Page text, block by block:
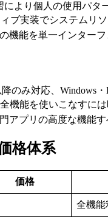
により個人の使用パタ
ブ実装でシステムリ
機能を単一インター
降のみ対応、Windows
機能を使いこなすに
アプリの高度な機能
格体系
価格
全機能